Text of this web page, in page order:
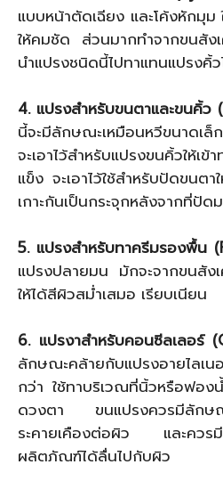
แบบหน้าตัดเฉียง และโค้งหักมุม
ให้คมชัด ส่วนมากทำจากขนสัง
นำแปรงชนิดนี้ไปทาแทนแปรงคิ้ว
4. แปรงสำหรับขนตาและขนคิ้ว
นี้จะมีลักษณะเหมือนหวีขนาดเ
จะเอาไว้สำหรับแปรงขนคิ้วให้
แข็ง จะเอาไว้ใช้สำหรับปัดขนต
เกาะกันเป็นกระจุกหลังจากที่ปัด
5. แปรงสำหรับทาครีมรองพื้น
แปรงปลายมน มักจะจากขนสัง
ให้ได้สีผิวสม่ำเสมอ เรียบเนียน
6. แปรงาสำหรับคอนซีลเลอร์
ลักษณะคล้ายกับแปรงอายไล
กว่า ใช้ทาบริเวณที่นิ้วหรือฟอง
ดวงตา ขนแปรงควรมีลักษณ
ระคายเคืองต่อผิว และควรมีข
ผลิตภัณฑ์ได้ลื่นไปกับผิว